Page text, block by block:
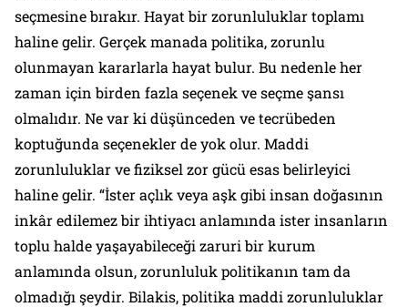
seçmesine bırakır. Hayat bir zorunluluklar toplamı
haline gelir. Gerçek manada politika, zorunlu
olunmayan kararlarla hayat bulur. Bu nedenle her
zaman için birden fazla seçenek ve seçme şansı
olmalıdır. Ne var ki düşünceden ve tecrübeden
koptuğunda seçenekler de yok olur. Maddi
zorunluluklar ve fiziksel zor gücü esas belirleyici
haline gelir. “İster açlık veya aşk gibi insan doğasının
inkâr edilemez bir ihtiyacı anlamında ister insanların
toplu halde yaşayabileceği zaruri bir kurum
anlamında olsun, zorunluluk politikanın tam da
olmadığı şeydir. Bilakis, politika maddi zorunluluklar